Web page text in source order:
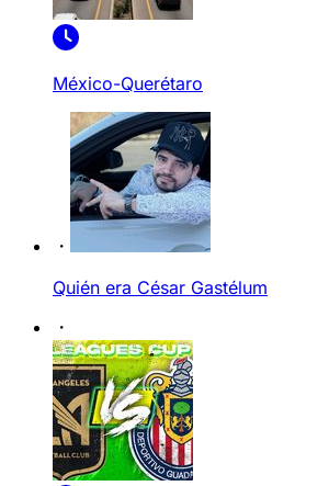
México-Querétaro
Quién era César Gastélum